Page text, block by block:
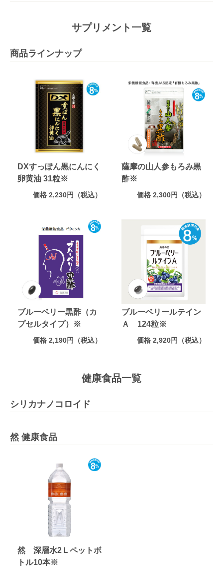
サプリメント一覧
商品ラインナップ
DXすっぽん黒にんにく
卵黄油 31粒※
価格 2,230円（税込）
薩摩の山人参もろみ黒
酢※
価格 2,300円（税込）
ブルーベリー黒酢（カ
プセルタイプ）※
価格 2,190円（税込）
ブルーベリールテイン
Ａ 124粒※
価格 2,920円（税込）
健康食品一覧
シリカナノコロイド
然 健康食品
然 深層水2Ｌペットボ
トル10本※